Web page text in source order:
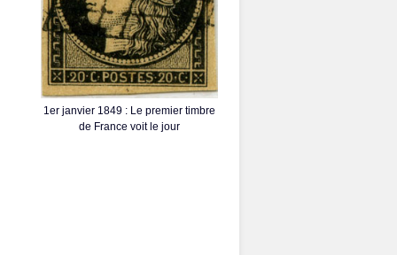
1er janvier 1849 : Le premier timbre
de France voit le jour